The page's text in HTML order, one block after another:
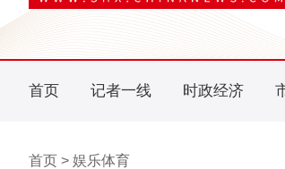
首页 记者一线 时政经济
首页 > 娱乐体育